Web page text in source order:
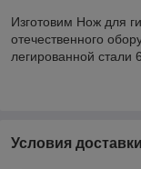
Изготовим Нож для
отечественного
легированной
Условия доставки